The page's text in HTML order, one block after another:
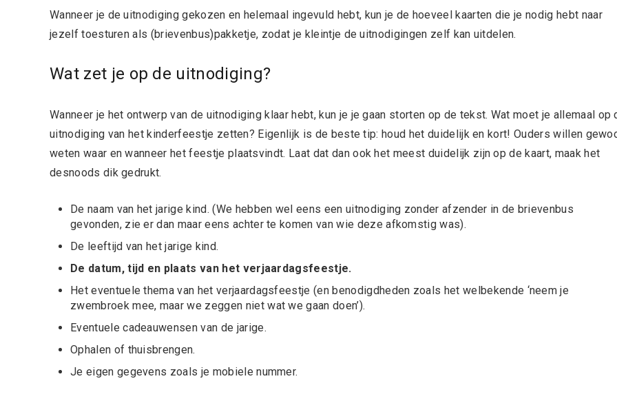
Wanneer je de uitnodiging gekozen en helemaal ingevuld hebt, kun je de hoeveel kaarten die je nodig hebt naar
jezelf toesturen als (brievenbus)pakketje, zodat je kleintje de uitnodigingen zelf kan uitdelen.
Wat zet je op de uitnodiging?
Wanneer je het ontwerp van de uitnodiging klaar hebt, kun je je gaan storten op de tekst. Wat moet je allemaal op
uitnodiging van het kinderfeestje zetten? Eigenlijk is de beste tip: houd het duidelijk en kort! Ouders willen
weten waar en wanneer het feestje plaatsvindt. Laat dat dan ook het meest duidelijk zijn op de kaart, maak het
desnoods dik gedrukt.
De naam van het jarige kind. (We hebben wel eens een uitnodiging zonder afzender in de brievenbus
gevonden, zie er dan maar eens achter te komen van wie deze afkomstig was).
De leeftijd van het jarige kind.
De datum, tijd en plaats van het verjaardagsfeestje.
Het eventuele thema van het verjaardagsfeestje (en benodigdheden zoals het welbekende ‘neem je
zwembroek mee, maar we zeggen niet wat we gaan doen’).
Eventuele cadeauwensen van de jarige.
Ophalen of thuisbrengen.
Je eigen gegevens zoals je mobiele nummer.